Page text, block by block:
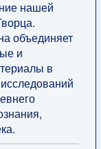
нашей
объединяет
и
в